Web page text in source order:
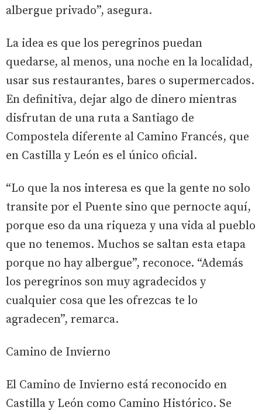
albergue privado”, asegura.
La idea es que los peregrinos puedan
quedarse, al menos, una noche en la localidad,
usar sus restaurantes, bares o supermercados.
En definitiva, dejar algo de dinero mientras
disfrutan de una ruta a Santiago de
Compostela diferente al Camino Francés, que
en Castilla y León es el único oficial.
“Lo que la nos interesa es que la gente no solo
transite por el Puente sino que pernocte aquí,
porque eso da una riqueza y una vida al pueblo
que no tenemos. Muchos se saltan esta etapa
porque no hay albergue”, reconoce. “Además
los peregrinos son muy agradecidos y
cualquier cosa que les ofrezcas te lo
agradecen”, remarca.
Camino de Invierno
El Camino de Invierno está reconocido en
Castilla y León como Camino Histórico. Se